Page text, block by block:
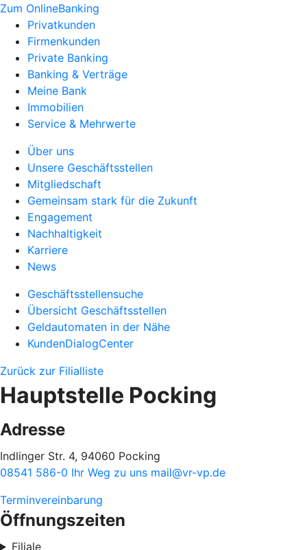
Zum OnlineBanking
Privatkunden
Firmenkunden
Private Banking
Banking & Verträge
Meine Bank
Immobilien
Service & Mehrwerte
Über uns
Unsere Geschäftsstellen
Mitgliedschaft
Gemeinsam stark für die Zukunft
Engagement
Nachhaltigkeit
Karriere
News
Geschäftsstellensuche
Übersicht Geschäftsstellen
Geldautomaten in der Nähe
KundenDialogCenter
Zurück zur Filialliste
Hauptstelle Pocking
Adresse
Indlinger Str. 4, 94060 Pocking
08541 586-0 Ihr Weg zu uns mail@vr-vp.de
Terminvereinbarung
Öffnungszeiten
Filiale